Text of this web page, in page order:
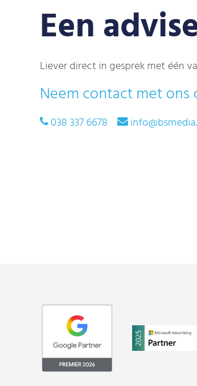
Een
Liever direct in gesprek met één
Neem contact met ons
038 337 6678